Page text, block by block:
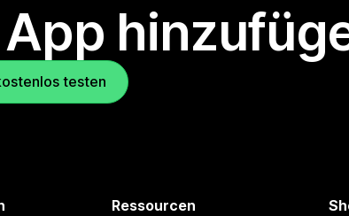
testen
Ressourcen